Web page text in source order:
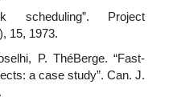
scheduling”. Project
15, 1973.
P. ThéBerge. “Fast-
a case study”. Can. J.